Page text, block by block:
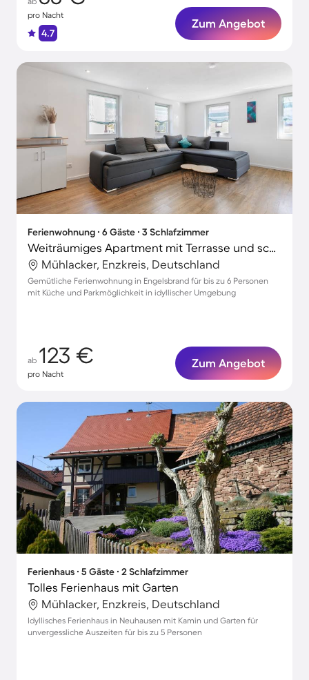
pro Nacht
4.7
Zum Angebot
Ferienwohnung ∙ 6 Gäste ∙ 3 Schlafzimmer
Weiträumiges Apartment mit Terrasse und schnellem Internet
Mühlacker, Enzkreis, Deutschland
Gemütliche Ferienwohnung in Engelsbrand für bis zu 6 Personen
mit Küche und Parkmöglichkeit in idyllischer Umgebung
ab 123 €
pro Nacht
Zum Angebot
Ferienhaus ∙ 5 Gäste ∙ 2 Schlafzimmer
Tolles Ferienhaus mit Garten
Mühlacker, Enzkreis, Deutschland
Idyllisches Ferienhaus in Neuhausen mit Kamin und Garten für
unvergessliche Auszeiten für bis zu 5 Personen